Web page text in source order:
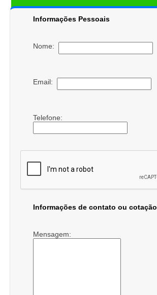
Informações Pessoais
Nome:
Email:
Telefone:
Informações de contato ou cotação
Mensagem: